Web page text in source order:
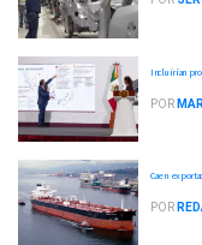
Incluirían
POR
Caen
POR